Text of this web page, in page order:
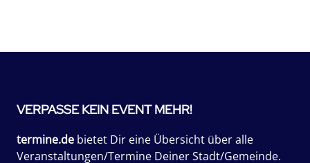
VERPASSE KEIN EVENT MEHR!
termine.de bietet Dir eine Übersicht über alle
Veranstaltungen/Termine Deiner Stadt/Gemeinde.